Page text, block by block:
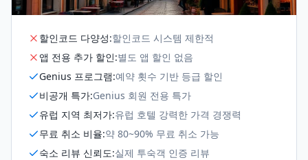
할인코드 다양성:할인코드 시스템 제한적
앱 전용 추가 할인:별도 앱 할인 없음
Genius 프로그램:예약 횟수 기반 등급 할인
비공개 특가:Genius 회원 전용 특가
유럽 지역 최저가:유럽 호텔 강력한 가격 경쟁력
무료 취소 비율:약 80~90% 무료 취소 가능
숙소 리뷰 신뢰도:실제 투숙객 인증 리뷰